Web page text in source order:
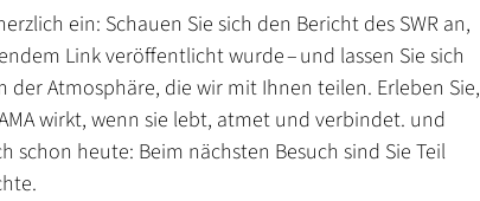
ein: Schauen Sie sich den Bericht des SWR an,
Link veröffentlicht wurde – und lassen Sie sich
der Atmosphäre, die wir mit Ihnen teilen. Erleben Sie,
wirkt, wenn sie lebt, atmet und verbindet. und
schon heute: Beim nächsten Besuch sind Sie Teil